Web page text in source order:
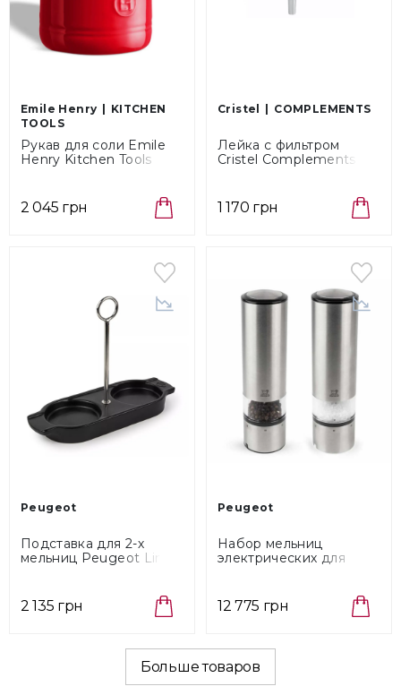
Emile Henry
KITCHEN
TOOLS
Рукав для соли Emile
Henry Kitchen Tools
2 045 грн
Cristel COMPLEMENTS
Лейка с фильтром
Cristel Complements
1 170 грн
Peugeot
Подставка для 2-х
мельниц Peugeot Linea
2 135 грн
Peugeot
Набор мельниц
электрических для
(2/27162)
12 775 грн
Больше товаров